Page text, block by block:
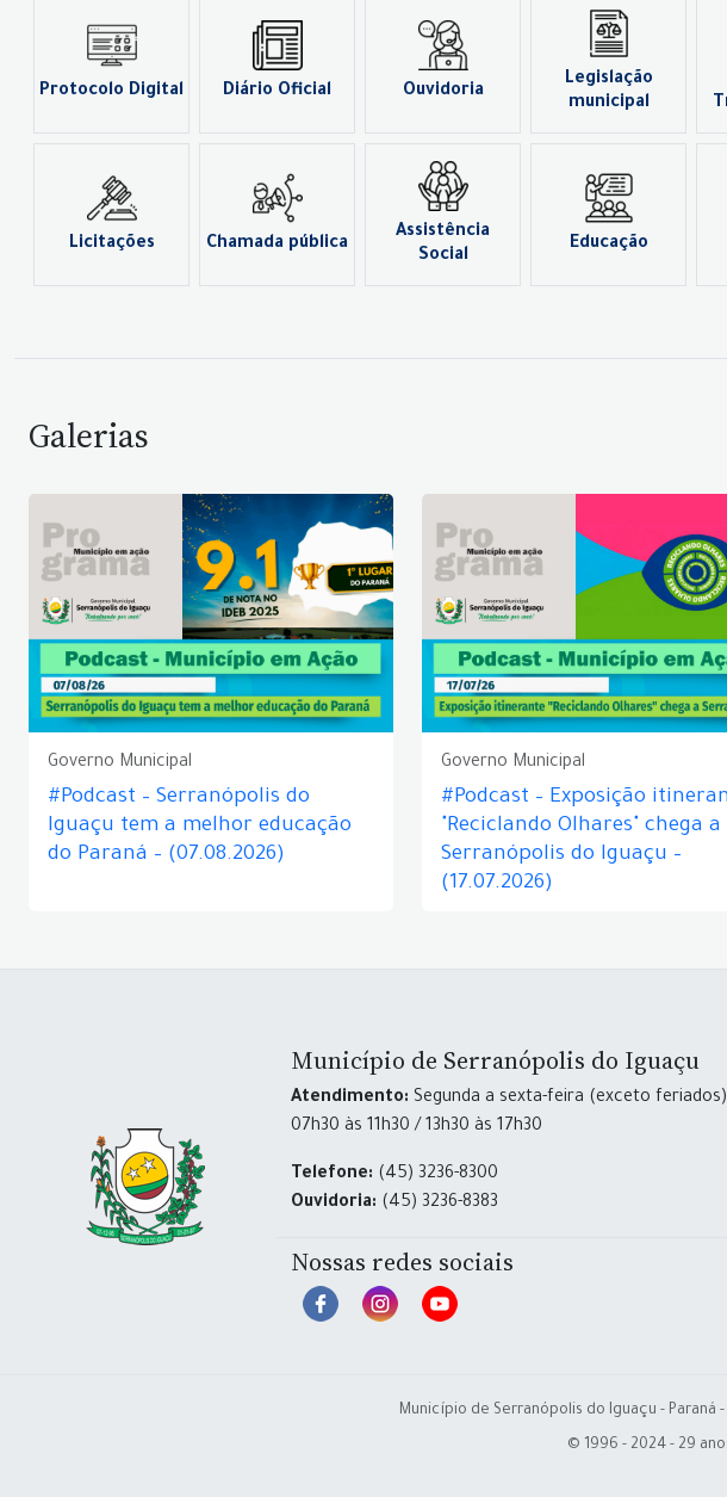
Protocolo Digital Diário Oficial Ouvidoria
Legislação
municipal
Licitações Chamada pública
Assistência
Social
Educação
Galerias
Governo Municipal
#Podcast – Serranópolis do
Iguaçu tem a melhor educação
do Paraná – (07.08.2026)
Governo Municipal
#Podcast – Exposição
"Reciclando Olhares" chega a
Serranópolis do Iguaçu –
(17.07.2026)
Município de Serranópolis do Iguaçu
Atendimento: Segunda a sexta-feira (exceto feriados)
07h30 às 11h30 / 13h30 às 17h30
Telefone: (45) 3236-8300
Ouvidoria: (45) 3236-8383
Nossas redes sociais
Município de Serranópolis do Iguaçu - Paraná -
© 1996 - 2024 - 29